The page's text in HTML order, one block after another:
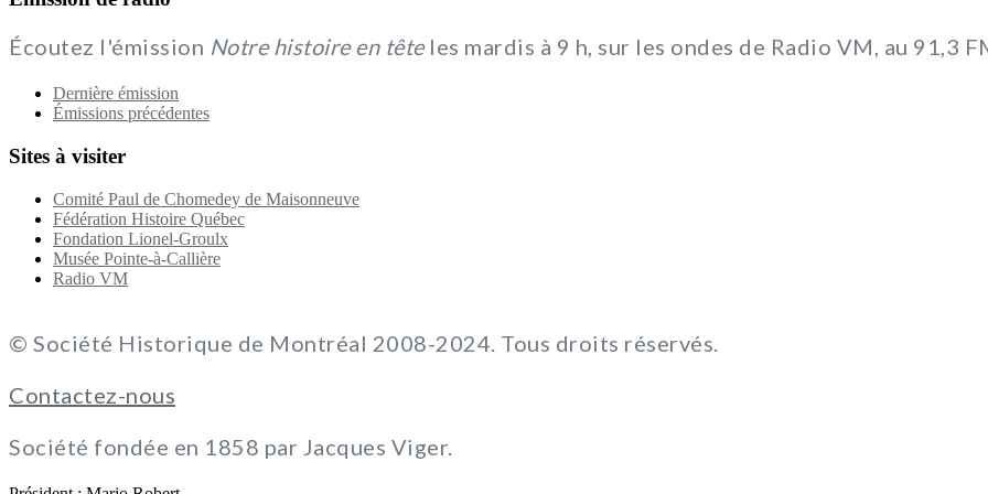
Écoutez l'émission Notre histoire en têteles mardis à 9 h, sur les ondes de Radio VM, au 91,3
Dernière émission
Émissions précédentes
Sites à visiter
Comité Paul de Chomedey de Maisonneuve
Fédération Histoire Québec
Fondation Lionel-Groulx
Musée Pointe-à-Callière
Radio VM
© Société Historique de Montréal 2008-2024. Tous droits réservés.
Contactez-nous
Société fondée en 1858 par Jacques Viger.